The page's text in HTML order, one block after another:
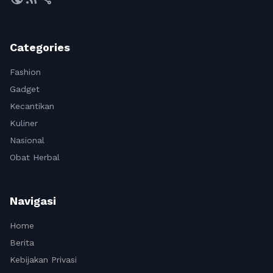
Categories
Fashion
Gadget
Kecantikan
Kuliner
Nasional
Obat Herbal
Navigasi
Home
Berita
Kebijakan Privasi